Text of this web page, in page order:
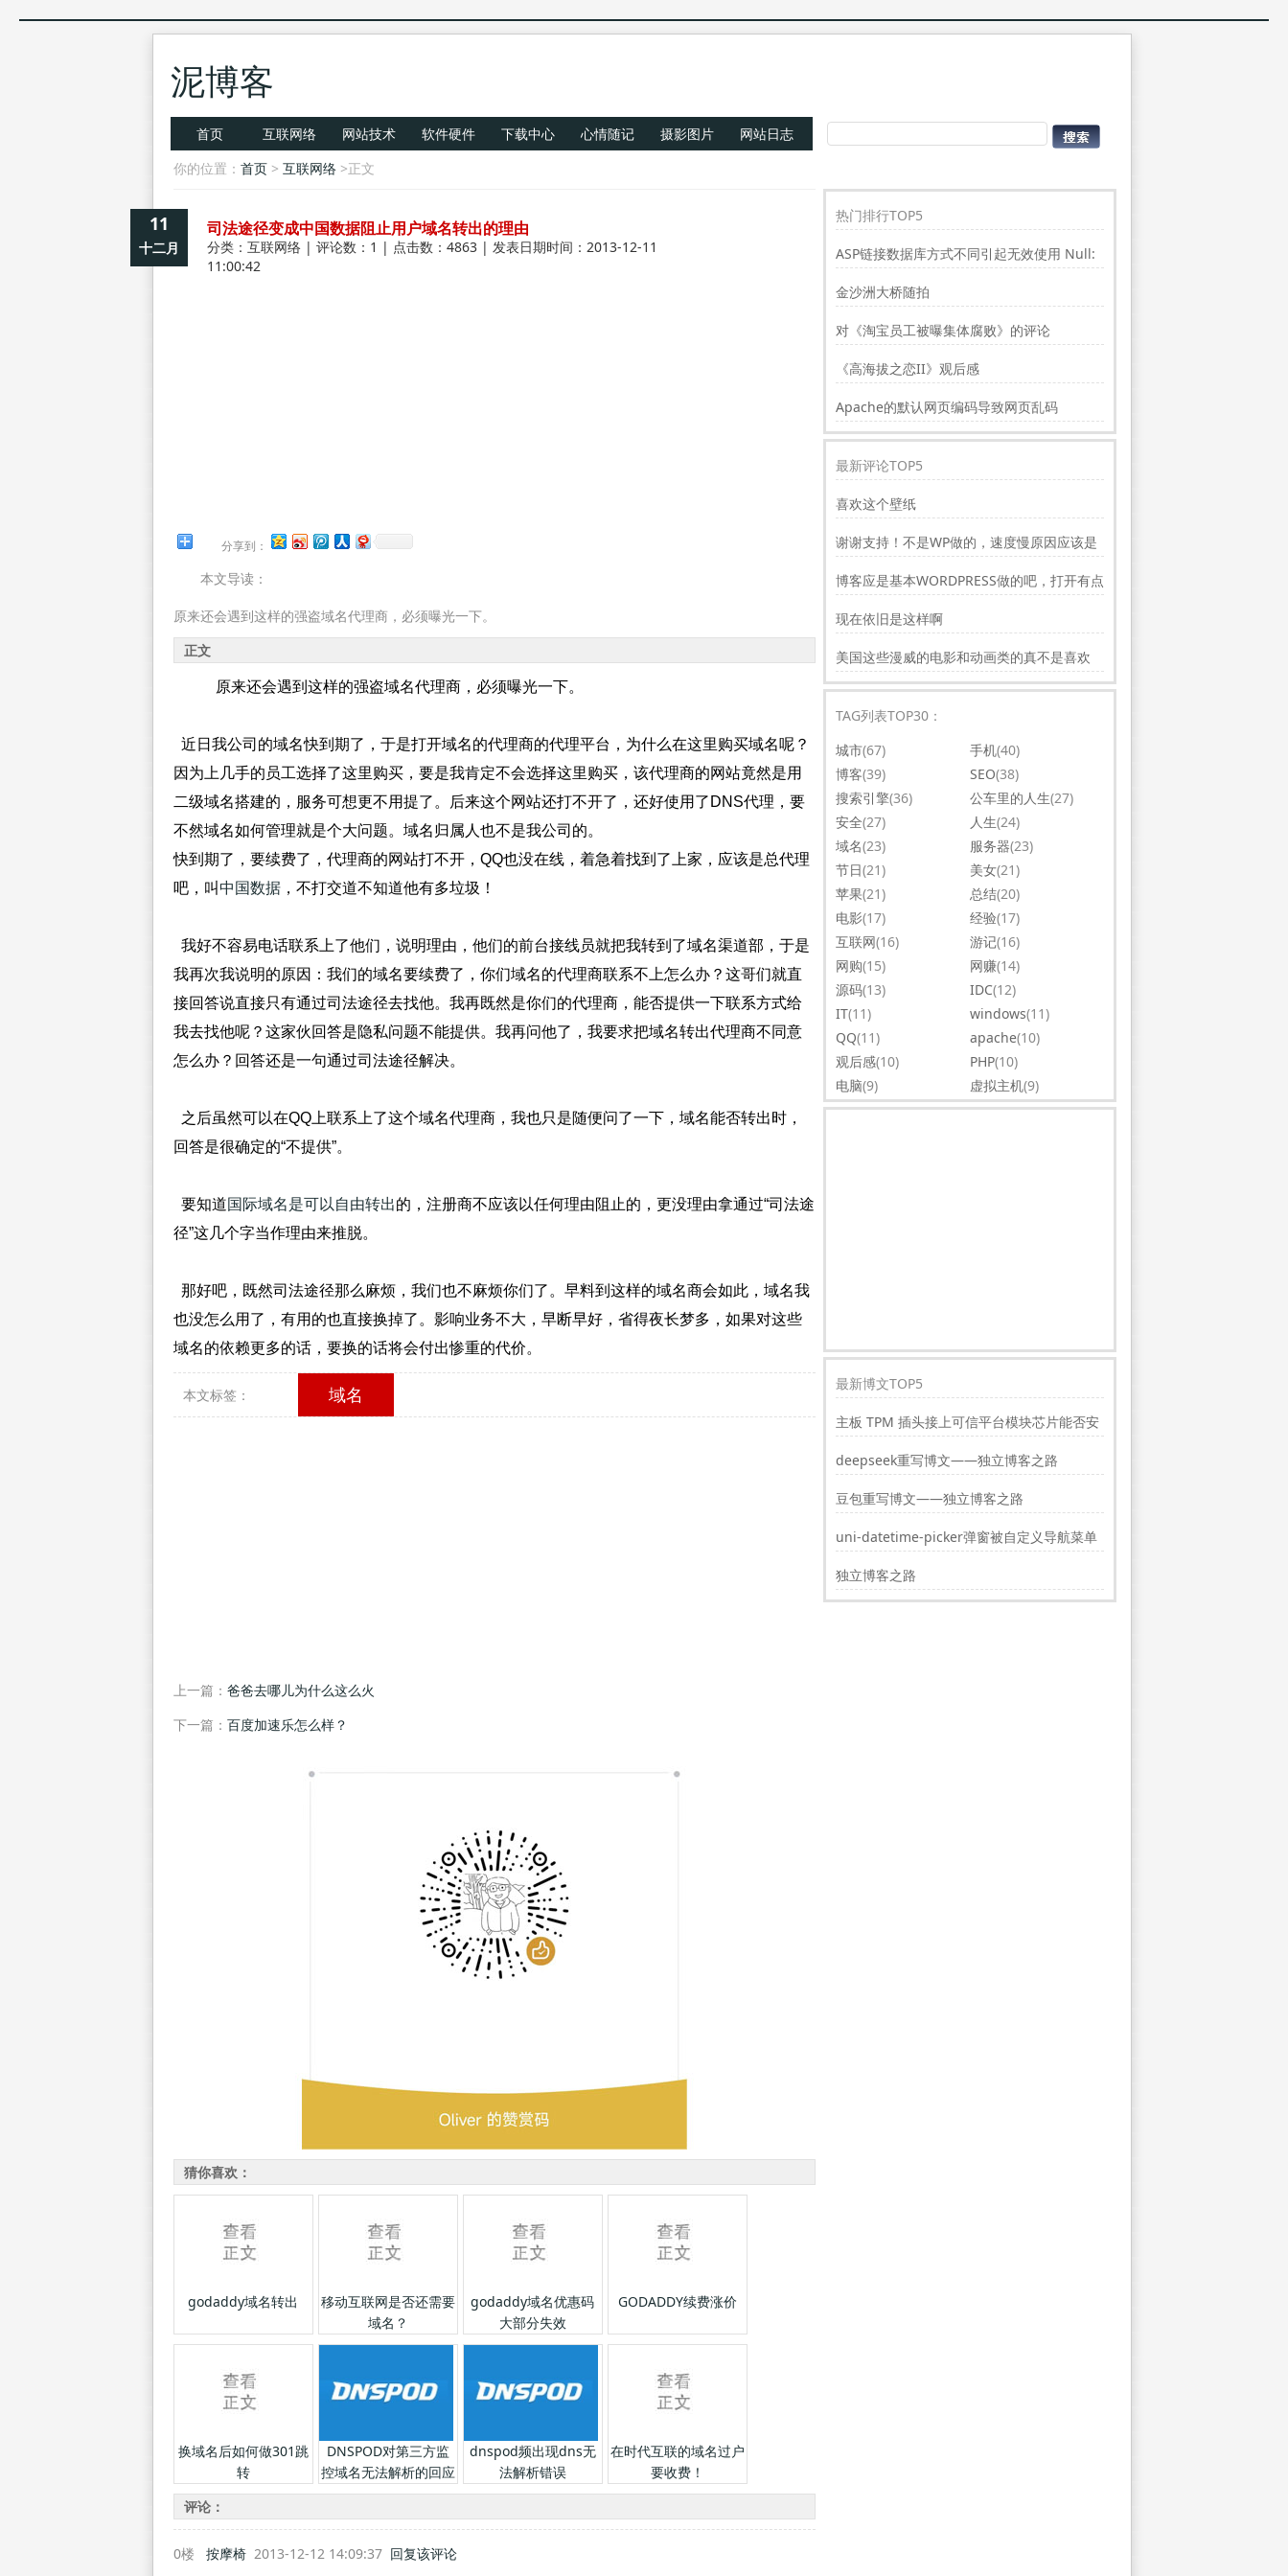
泥博客
首页 互联网络 网站技术 软件硬件 下载中心 心情随记 摄影图片
网站日志
你的位置： 首页> 互联网络>正文
11
十二月
司法途径变成中国数据阻止用户域名转出的理由
分类： 互联网络| 评论数：1 | 点击数：4863 | 发表日期时间：2013-12-11
11:00:42
分享到：
本文导读：
原来还会遇到这样的强盗域名代理商，必须曝光一下。
正文
原来还会遇到这样的强盗域名代理商，必须曝光一下。
近日我公司的域名快到期了，于是打开域名的代理商的代理平台，为什么在这里购买域名呢？
因为上几手的员工选择了这里购买，要是我肯定不会选择这里购买，该代理商的网站竟然是用
二级域名搭建的，服务可想更不用提了。后来这个网站还打不开了，还好使用了DNS代理，要
不然域名如何管理就是个大问题。域名归属人也不是我公司的。
快到期了，要续费了，代理商的网站打不开，QQ也没在线，着急着找到了上家，应该是总代理
吧，叫中国数据，不打交道不知道他有多垃圾！
我好不容易电话联系上了他们，说明理由，他们的前台接线员就把我转到了域名渠道部，于是
我再次我说明的原因：我们的域名要续费了，你们域名的代理商联系不上怎么办？这哥们就直
接回答说直接只有通过司法途径去找他。我再既然是你们的代理商，能否提供一下联系方式给
我去找他呢？这家伙回答是隐私问题不能提供。我再问他了，我要求把域名转出代理商不同意
怎么办？回答还是一句通过司法途径解决。
之后虽然可以在QQ上联系上了这个域名代理商，我也只是随便问了一下，域名能否转出时，
回答是很确定的“不提供”。
要知道国际域名是可以自由转出的，注册商不应该以任何理由阻止的，更没理由拿通过“司法途
径”这几个字当作理由来推脱。
那好吧，既然司法途径那么麻烦，我们也不麻烦你们了。早料到这样的域名商会如此，域名我
也没怎么用了，有用的也直接换掉了。影响业务不大，早断早好，省得夜长梦多，如果对这些
域名的依赖更多的话，要换的话将会付出惨重的代价。
本文标签： 域名
上一篇： 爸爸去哪儿为什么这么火
下一篇： 百度加速乐怎么样？
猜你喜欢：
godaddy域名转出
移动互联网是否还需要
域名？
godaddy域名优惠码
大部分失效
GODADDY续费涨价
换域名后如何做301跳
转
DNSPOD对第三方监
控域名无法解析的回应
dnspod频出现dns无
法解析错误
在时代互联的域名过户
要收费！
评论：
0楼 按摩椅2013-12-12 14:09:37 回复该评论
热门排行TOP5
ASP链接数据库方式不同引起无效使用 Null:
Replace”的问题
金沙洲大桥随拍
对《淘宝员工被曝集体腐败》的评论
《高海拔之恋II》观后感
Apache的默认网页编码导致网页乱码
最新评论TOP5
喜欢这个壁纸
谢谢支持！不是WP做的，速度慢原因应该是
服务器线路问题。
博客应是基本WORDPRESS做的吧，打开有点
慢，可以优化一下。还有网站更新应多一点，
才会吸引更多相关的人去看。纯个人意见，谢
现在依旧是这样啊
美国这些漫威的电影和动画类的真不是喜欢
看，太没意思了
TAG列表TOP30：
城市(67) 手机(40)
博客(39) SEO(38)
搜索引擎(36) 公车里的人生(27)
安全(27) 人生(24)
域名(23) 服务器(23)
节日(21) 美女(21)
苹果(21) 总结(20)
电影(17) 经验(17)
互联网(16) 游记(16)
网购(15) 网赚(14)
源码(13) IDC(12)
IT(11) windows(11)
QQ(11) apache(10)
观后感(10) PHP(10)
电脑(9) 虚拟主机(9)
最新博文TOP5
主板 TPM 插头接上可信平台模块芯片能否安
装windwos11?
deepseek重写博文——独立博客之路
豆包重写博文——独立博客之路
uni-datetime-picker弹窗被自定义导航菜单
遮挡的解决方法
独立博客之路